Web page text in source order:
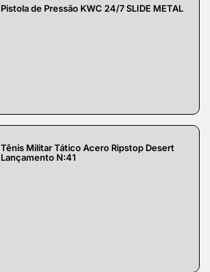
Pistola de Pressão KWC 24/7 SLIDE METAL
Tênis Militar Tático Acero Ripstop Desert
Lançamento N:41